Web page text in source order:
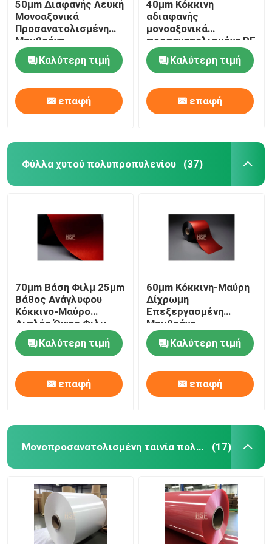
50μm Διαφανής Λευκή
Μονοαξονικά
Προσανατολισμένη
Μεμβράνη
Πολυαιθυλενίου για
Συσκευασία και
Επένδυση
Καλύτερη τιμή
επαφή
40μm Κόκκινη
αδιαφανής
μονοαξονικά
προσανατολισμένη PE
ταινία για
χρωματισμό
παραθύρων και
διακοσμητικές
εφαρμογές
Καλύτερη τιμή
επαφή
Φύλλα χυτού πολυπροπυλενίου (37)
70μm Βάση Φιλμ 25μm
Βάθος Ανάγλυφου
Κόκκινο-Μαύρο
Διπλής Όψης Φιλμ
CPP για Συσκευασία
Υψηλής Αντοχής σε
Εφελκυσμό και
Αντοχής στο Σκίσιμο
Καλύτερη τιμή
επαφή
60μm Κόκκινη-Μαύρη
Δίχρωμη
Επεξεργασμένη
Μεμβράνη
Πολυπροπυλενίου με
Βάθος Ανάγλυφου
25μm για Υψηλή
Αντοχή σε Εφελκυσμό
και Αντοχή στο
Σχίσιμο
Καλύτερη τιμή
επαφή
Μονοπροσανατολισμένη ταινία πολυπροπυλενίου (17)